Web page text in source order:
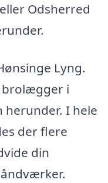
Odsherred
Lyng.
brolægger i
herunder. I hele
der flere
din